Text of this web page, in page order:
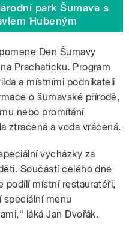
park Šumava s
Hubeným
Den Šumavy
Prachaticku. Program
a místními podnikateli
o šumavské přírodě,
nebo promítání
ztracená a voda vrácená.
vycházky za
Součástí celého dne
podílí místní restauratéři,
speciální menu
láká Jan Dvořák.